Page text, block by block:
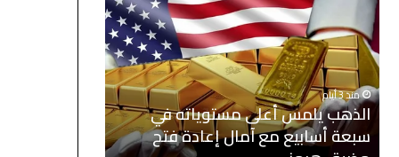
منذ 3 أيام
الذهب يلمس أعلى مستوياته في
سبعة أسابيع مع آمال إعادة فتح